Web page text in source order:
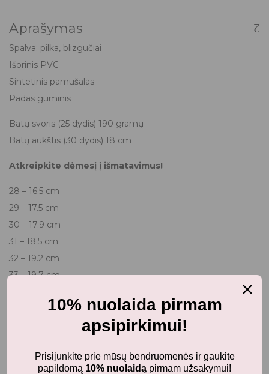
Aprašymas
Spalva: pilka, blizgučiai
Išorinis PVC
Sintetinis pamušalas
Padas guminis
Batų svoris (25 dydis) 190 gramų
Batų aukštis (30 dydis) 18 cm
Atkreipkite dėmesį į išmatavimus!
28 – 16.5 cm
29 – 17.5 cm
30 – 17.9 cm
31 – 18.5 cm
32 – 19.2 cm
33 – 19.7 cm
35 – 20.8 cm10% nuolaida pirmam
apsipirkimui!
Prisijunkite prie mūsų bendruomenės ir gaukite
papildomą 10% nuolaidą pirmam užsakymui!